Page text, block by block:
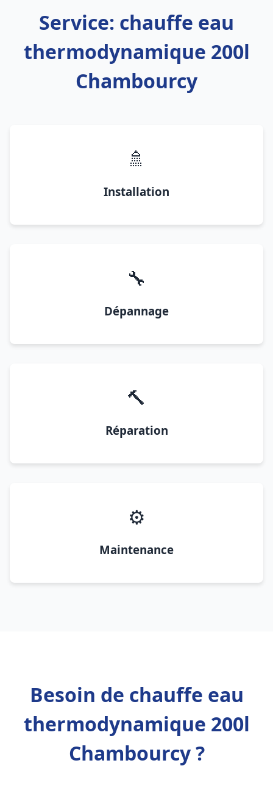
Service: chauffe eau
thermodynamique 200l
Chambourcy
🚿
Installation
🔧
Dépannage
🔨
Réparation
⚙️
Maintenance
Besoin de chauffe eau
thermodynamique 200l
Chambourcy ?